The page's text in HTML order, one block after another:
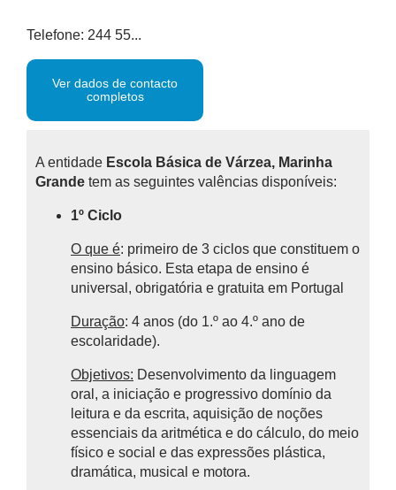
Telefone: 244 55...
Ver dados de contacto
completos
A entidade Escola Básica de Várzea, Marinha
Grande tem as seguintes valências disponíveis:
1º Ciclo
O que é: primeiro de 3 ciclos que constituem o
ensino básico. Esta etapa de ensino é
universal, obrigatória e gratuita em Portugal
Duração: 4 anos (do 1.º ao 4.º ano de
escolaridade).
Objetivos: Desenvolvimento da linguagem
oral, a iniciação e progressivo domínio da
leitura e da escrita, aquisição de noções
essenciais da aritmética e do cálculo, do meio
físico e social e das expressões plástica,
dramática, musical e motora.